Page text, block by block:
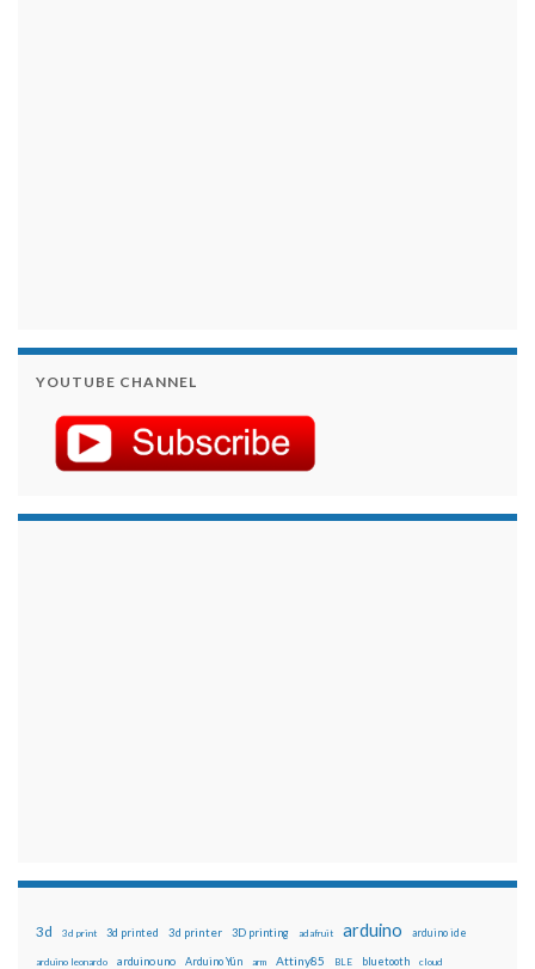
YOUTUBE CHANNEL
3d 3d print 3d printed 3d printer 3D printing adafruit arduino arduino ide
arduino leonardo arduino uno Arduino Yún arm Attiny85 BLE bluetooth cloud